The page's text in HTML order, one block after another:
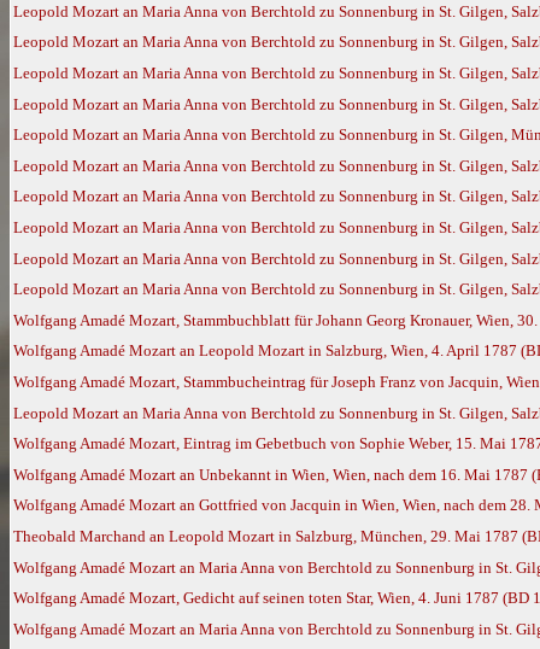
Leopold Mozart an Maria Anna von Berchtold zu Sonnenburg in St. Gilgen,
Leopold Mozart an Maria Anna von Berchtold zu Sonnenburg in St. Gilgen,
Leopold Mozart an Maria Anna von Berchtold zu Sonnenburg in St. Gilgen,
Leopold Mozart an Maria Anna von Berchtold zu Sonnenburg in St. Gilgen,
Leopold Mozart an Maria Anna von Berchtold zu Sonnenburg in St. Gilgen,
Leopold Mozart an Maria Anna von Berchtold zu Sonnenburg in St. Gilgen,
Leopold Mozart an Maria Anna von Berchtold zu Sonnenburg in St. Gilgen,
Leopold Mozart an Maria Anna von Berchtold zu Sonnenburg in St. Gilgen,
Leopold Mozart an Maria Anna von Berchtold zu Sonnenburg in St. Gilgen,
Leopold Mozart an Maria Anna von Berchtold zu Sonnenburg in St. Gilgen,
Wolfgang Amadé Mozart, Stammbuchblatt für Johann Georg Kronauer, Wien,
Wolfgang Amadé Mozart an Leopold Mozart in Salzburg, Wien, 4. April 1787
Wolfgang Amadé Mozart, Stammbucheintrag für Joseph Franz von Jacquin,
Leopold Mozart an Maria Anna von Berchtold zu Sonnenburg in St. Gilgen,
Wolfgang Amadé Mozart, Eintrag im Gebetbuch von Sophie Weber, 15. Mai
Wolfgang Amadé Mozart an Unbekannt in Wien, Wien, nach dem 16. Mai 1787
Wolfgang Amadé Mozart an Gottfried von Jacquin in Wien, Wien, nach dem 28.
Theobald Marchand an Leopold Mozart in Salzburg, München, 29. Mai 1787
Wolfgang Amadé Mozart an Maria Anna von Berchtold zu Sonnenburg in St.
Wolfgang Amadé Mozart, Gedicht auf seinen toten Star, Wien, 4. Juni 1787 (BD
Wolfgang Amadé Mozart an Maria Anna von Berchtold zu Sonnenburg in St.